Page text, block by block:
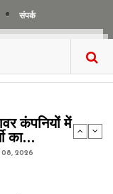
संपर्क
कंपनियों में
का…
08, 2026